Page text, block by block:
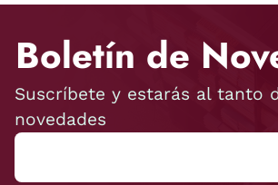
Boletín de
Suscríbete y estarás al tanto
novedades